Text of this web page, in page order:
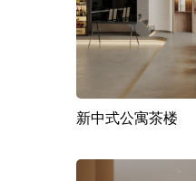
新中式公寓茶楼